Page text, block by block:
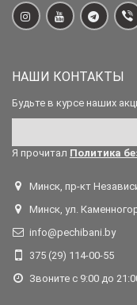
НАШИ КОНТАКТЫ
Будьте в курсе наших
Я прочитал Политика
Минск, пр-кт
Минск, ул.
info@pechibani.by
375 (29) 114-00-55
Звоните с 9:00 до